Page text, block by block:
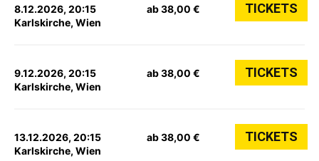
8.12.2026, 20:15
Karlskirche, Wien
ab 38,00 € TICKETS
9.12.2026, 20:15
Karlskirche, Wien
ab 38,00 € TICKETS
13.12.2026, 20:15
Karlskirche, Wien
ab 38,00 € TICKETS